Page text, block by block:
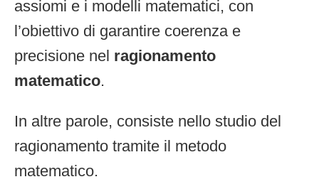
assiomi e i modelli matematici, con
l’obiettivo di garantire coerenza e
precisione nel ragionamento
matematico.
In altre parole, consiste nello studio del
ragionamento tramite il metodo
matematico.